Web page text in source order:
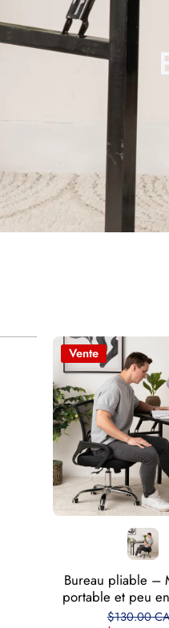
Vente
Bureau pliable –
portable et peu
$130.00